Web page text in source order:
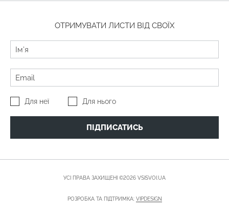
ОТРИМУВАТИ ЛИСТИ ВІД СВОЇХ
Для неї Для нього
ПІДПИСАТИСЬ
УСІ ПРАВА ЗАХИЩЕНІ ©2026 VSISVOI.UA
РОЗРОБКА ТА ПІДТРИМКА: VIPDESIGN